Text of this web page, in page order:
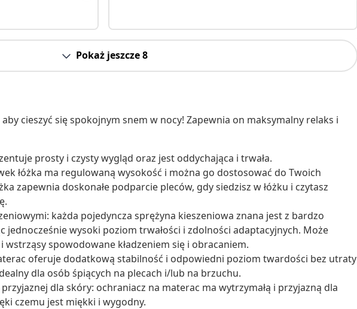
Pokaż jeszcze 8
cieszyć się spokojnym snem w nocy! Zapewnia on maksymalny relaks i
prosty i czysty wygląd oraz jest oddychająca i trwała.
łóżka ma regulowaną wysokość i można go dostosować do Twoich
zapewnia doskonałe podparcie pleców, gdy siedzisz w łóżku i czytasz
każda pojedyncza sprężyna kieszeniowa znana jest z bardzo
jednocześnie wysoki poziom trwałości i zdolności adaptacyjnych. Może
wstrząsy spowodowane kładzeniem się i obracaniem.
oferuje dodatkową stabilność i odpowiedni poziom twardości bez utraty
dla osób śpiących na plecach i/lub na brzuchu.
dla skóry: ochraniacz na materac ma wytrzymałą i przyjazną dla
czemu jest miękki i wygodny.